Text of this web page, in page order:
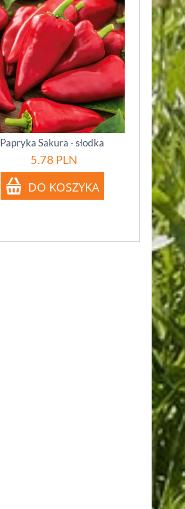
Papryka Sakura - słodka
5.78 PLN